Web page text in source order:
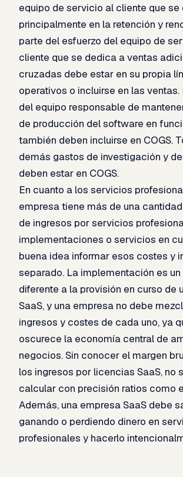
equipo de servicio al cliente que se
principalmente en la retención y
parte del esfuerzo del equipo de
cliente que se dedica a ventas
cruzadas debe estar en su propia
operativos o incluirse en las ventas.
del equipo responsable de
de producción del software en
también deben incluirse en COGS.
demás gastos de investigación y
deben estar en COGS.
En cuanto a los servicios
empresa tiene más de una
de ingresos por servicios
implementaciones o servicios en
buena idea informar esos costes y
separado. La implementación es
diferente a la provisión en curso de
SaaS, y una empresa no debe
ingresos y costes de cada uno, ya
oscurece la economía central de
negocios. Sin conocer el margen
los ingresos por licencias SaaS, no
calcular con precisión ratios como
Además, una empresa SaaS debe
ganando o perdiendo dinero en
profesionales y hacerlo